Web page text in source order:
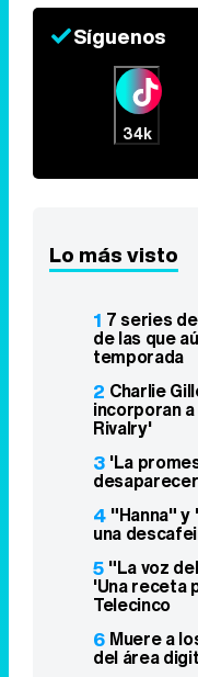
Síguenos
34k
Lo más visto
1 7 series
de las que
temporada
2 Charlie
incorporan
Rivalry'
3 'La
4 "Hanna" y
una
5 "La voz
'Una receta
Telecinco
6 Muere a
del área